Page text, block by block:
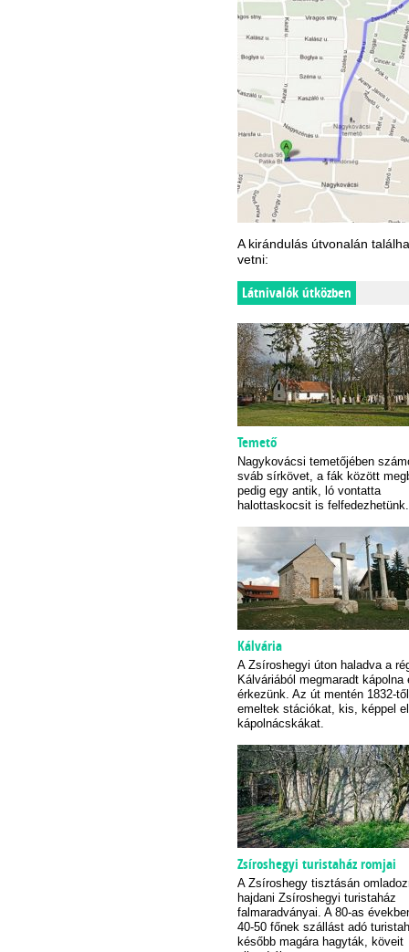
A kirándulás útvonalán
vetni:
Látnivalók útközben
Temető
Nagykovácsi temetőjében
sváb sírkövet, a fák között
pedig egy antik, ló vontatta
halottaskocsit is felfedezhetünk.
Kálvária
A Zsíroshegyi úton haladva a
Kálváriából megmaradt kápolna
érkezünk. Az út mentén 1832-től
emeltek stációkat, kis, képpel
kápolnácskákat.
Zsíroshegyi turistaház romjai
A Zsíroshegy tisztásán
hajdani Zsíroshegyi turistaház
falmaradványai. A 80-as
40-50 főnek szállást adó
később magára hagyták, köveit